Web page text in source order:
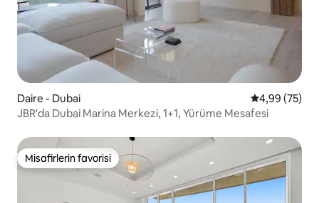
Daire - Dubai 5 üzerinden
4,99 (75)
JBR'da Dubai Marina Merkezi, 1+1, Yürüme Mesafesi
Misafirlerin favorisi
Misafirlerin favorisi